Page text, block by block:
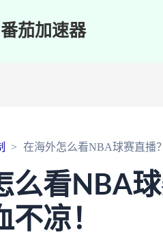
番茄加速器
在海外怎么看NBA球赛直播
么看NBA
不凉！